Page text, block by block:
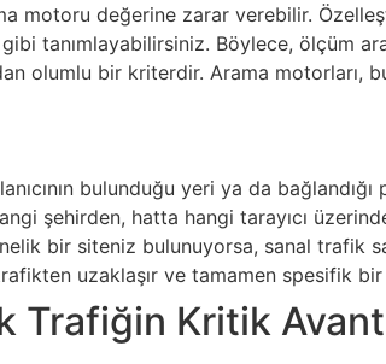
motoru değerine zarar verebilir.
tanımlayabilirsiniz. Böylece, ölçüm
olumlu bir kriterdir. Arama
bulunduğu yeri ya da
şehirden, hatta hangi tarayıcı
bir siteniz bulunuyorsa, sanal trafik
uzaklaşır ve tamamen spesifik
Trafiğin Kritik